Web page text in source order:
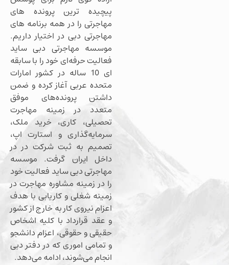
پیچیده ترین پرونده های
مهاجرتی را در همه برنامه های
مهاجرتی دبی در اختیار داریم.
موسسه مهاجرتی دبی ساید
فعالیت حرفه‌ای خود را با سابقه
ای 10 ساله در کشور امارات
متحده عربی آغاز کرده و ضمن
داشتن پرونده‌های موفق
متعدد در زمینه مهاجرت
تحصیلی، کاری، خرید ملک،
سرمایه‌گذاری و استارت اپ،
تصمیم به ثبت شرکت در در
داخل ایران گرفت. موسسه
مهاجرتی دبی ساید فعالیت خود
را در زمینه مشاوره مهاجرت در
زمینه شغلی و کاریابی با هدف
اعزام نیروی کار به خارج از کشور
و عقد قرارداد با کلیه اشخاص
حقیقی و حقوقی، اعزام دانشجو
و تمامی اموری که در دفتر دبی
انجام می‌شوند، ادامه می‌دهد.